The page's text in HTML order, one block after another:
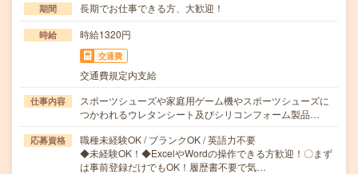
期間 長期でお仕事できる方、大歓迎！
時給 時給1320円
交通費
交通費規定内支給
仕事内容
スポーツシューズや家庭用ゲーム機やスポーツシューズに
つかわれるウレタンシート及びシリコンフォーム製品…
応募資格
職種未経験OK / ブランクOK / 英語力不要
◆未経験OK！◆ExcelやWordの操作できる方歓迎！〇まず
は事前登録だけでもOK！履歴書不要で気…